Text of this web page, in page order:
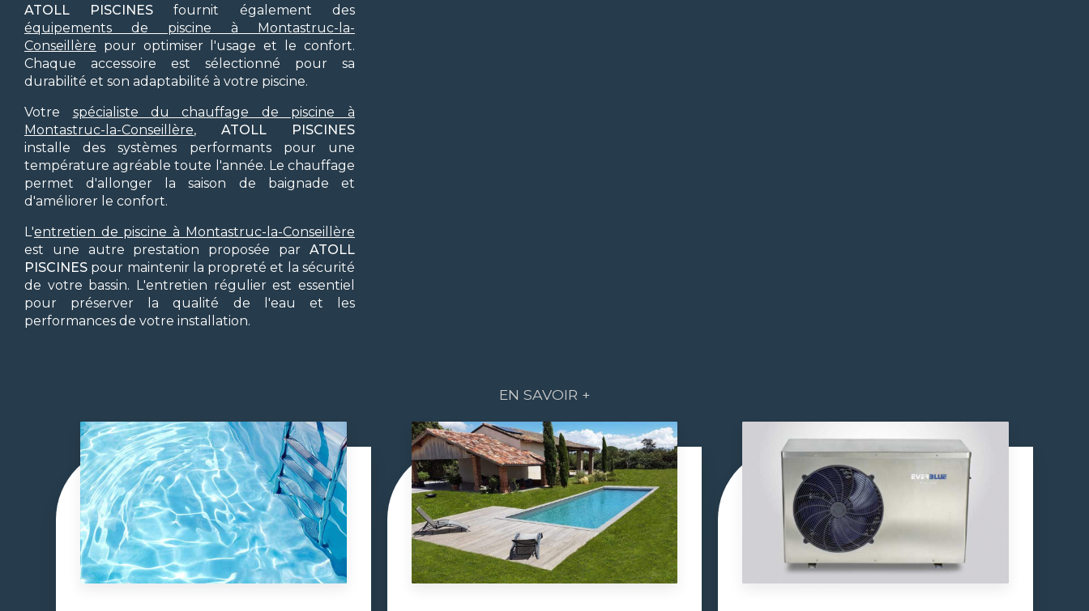
ATOLL PISCINES fournit également des
équipements de piscine à Montastruc-la-
Conseillère pour optimiser l'usage et le confort.
Chaque accessoire est sélectionné pour sa
durabilité et son adaptabilité à votre piscine.
Votre spécialiste du chauffage de piscine à
Montastruc-la-Conseillère, ATOLL PISCINES
installe des systèmes performants pour une
température agréable toute l'année. Le chauffage
permet d'allonger la saison de baignade et
d'améliorer le confort.
L'entretien de piscine à Montastruc-la-Conseillère
est une autre prestation proposée par ATOLL
PISCINES pour maintenir la propreté et la sécurité
de votre bassin. L'entretien régulier est essentiel
pour préserver la qualité de l'eau et les
performances de votre installation.
EN SAVOIR +